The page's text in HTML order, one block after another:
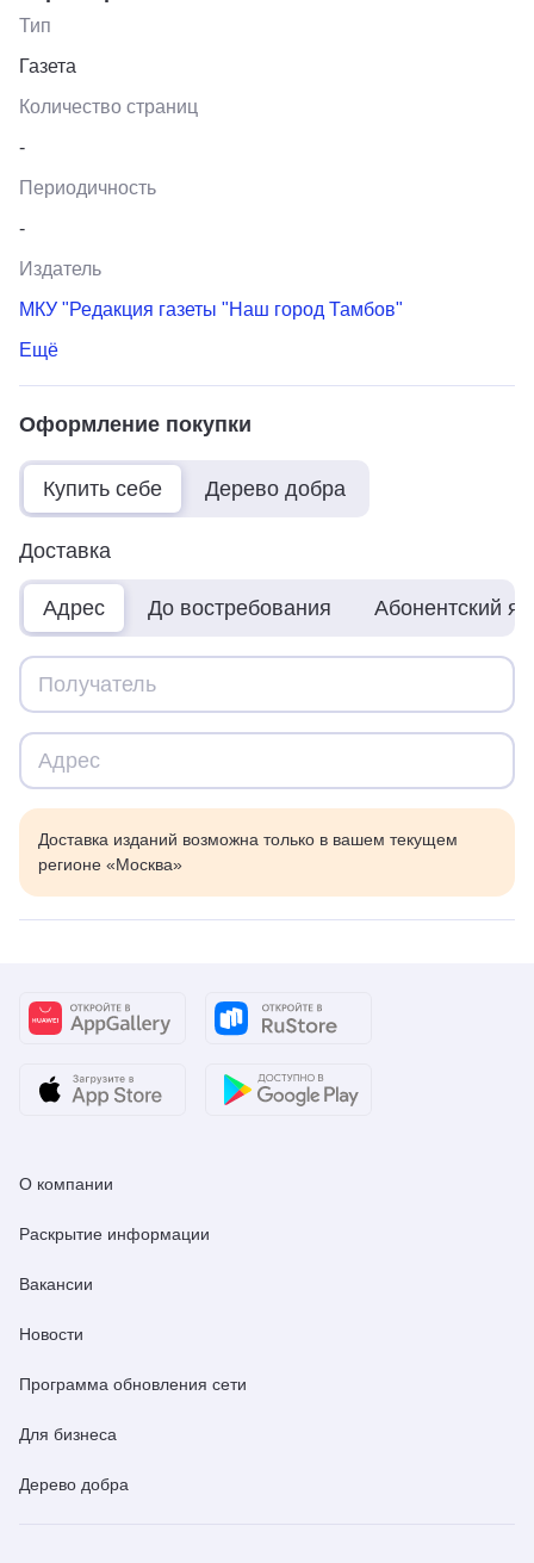
Тип
Газета
Количество страниц
-
Периодичность
-
Издатель
МКУ "Редакция газеты "Наш город Тамбов"
Ещё
Оформление покупки
Купить себе Дерево добра
Доставка
Адрес До востребования Абонентский
Доставка изданий возможна только в вашем текущем
регионе «Москва»
О компании
Раскрытие информации
Вакансии
Новости
Программа обновления сети
Для бизнеса
Дерево добра